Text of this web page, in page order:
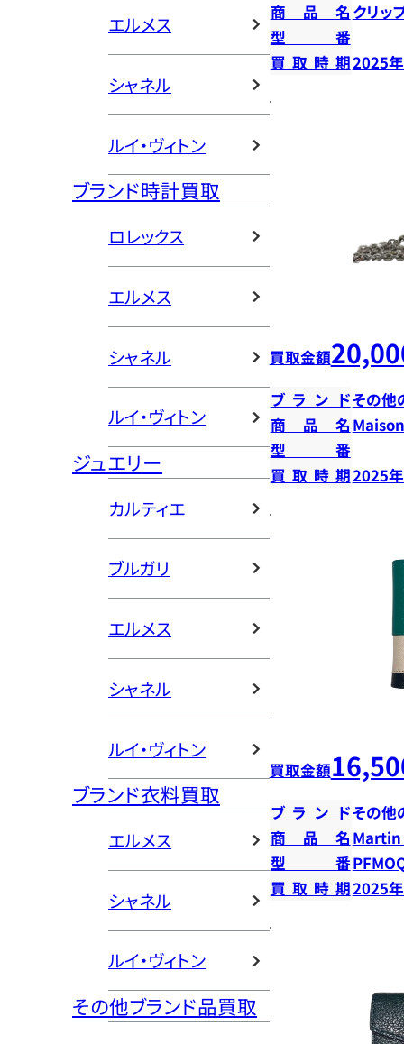
エルメス
シャネル
ルイ・ヴィトン
ブランド時計買取
ロレックス
エルメス
シャネル
ルイ・ヴィトン
ジュエリー
カルティエ
ブルガリ
エルメス
シャネル
ルイ・ヴィトン
ブランド衣料買取
エルメス
シャネル
ルイ・ヴィトン
その他ブランド品買取
商品名 クリッ
型番
買取時期2025
買取金額
ブランドその他
商品名
型番
買取時期2025
買取金額
ブランドその他
商品名 Martin
型番
買取時期2025